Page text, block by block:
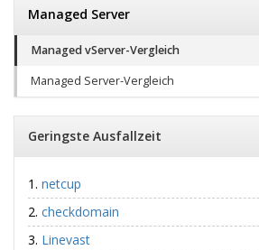
Managed Server
Managed vServer-Vergleich
Managed Server-Vergleich
Geringste Ausfallzeit
netcup
checkdomain
Linevast